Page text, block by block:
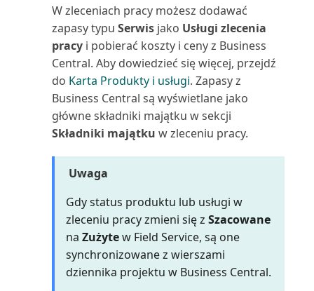
Używanie dokumentów
elektronicznych w procesie ...
Używanie dokumentów
elektronicznych w sprzedaży
Używanie VAT niepodlegającego
Waluty w Business Central
Wbudowane raporty finansowe
w Business Central
Wbudowane raporty rachunku
Projekt wg zapasów (raport)
Projekt: PWT do K/G (raport)
Projekt: Wartości rzeczywiste
względem budżetu...
Projekty wg nabywców (raport)
Przedmiot serwisu: Zużycie
Przedmioty serwisu (raport)
Przedmioty serwisu bez
gwarancji (raport)
W zleceniach pracy możesz dodawać
zapasy typu Serwisjako Usługi zlecenia
pracyi pobierać koszty i ceny z Business
Central. Aby dowiedzieć się więcej, przejdź
do Karta Produkty i usługi. Zapasy z
Business Central są wyświetlane jako
główne składniki majątku w sekcji
Składniki majątku w zleceniu pracy.
Uwaga
Gdy status produktu lub usługi w
zleceniu pracy zmieni się z Szacowane
na Zużytew Field Service, są one
synchronizowane z wierszami
dziennika projektu w Business Central.